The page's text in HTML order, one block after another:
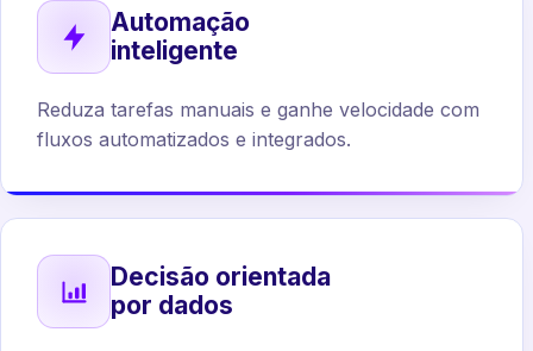
Automação
inteligente
Reduza tarefas manuais e ganhe velocidade com
fluxos automatizados e integrados.
Decisão orientada
por dados